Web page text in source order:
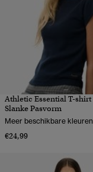
Athletic Essential T-shirt
Slanke Pasvorm
Meer beschikbare kleuren
€24,99